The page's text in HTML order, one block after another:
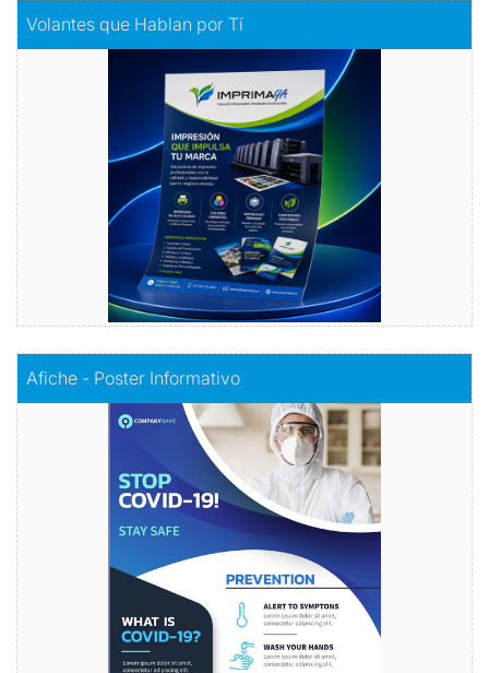
Volantes que Hablan por Tí
Volantes con Amor
Comprar
Comprar
Afiche - Poster Informativo
Información visualmente atractiva
Comprar
Comprar